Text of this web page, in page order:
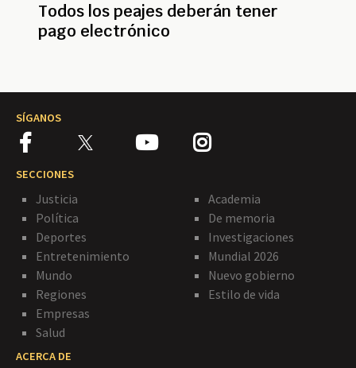
Todos los peajes deberán tener
pago electrónico
SÍGANOS
SECCIONES
Justicia
Política
Deportes
Entretenimiento
Mundo
Regiones
Empresas
Salud
Academia
De memoria
Investigaciones
Mundial 2026
Nuevo gobierno
Estilo de vida
ACERCA DE